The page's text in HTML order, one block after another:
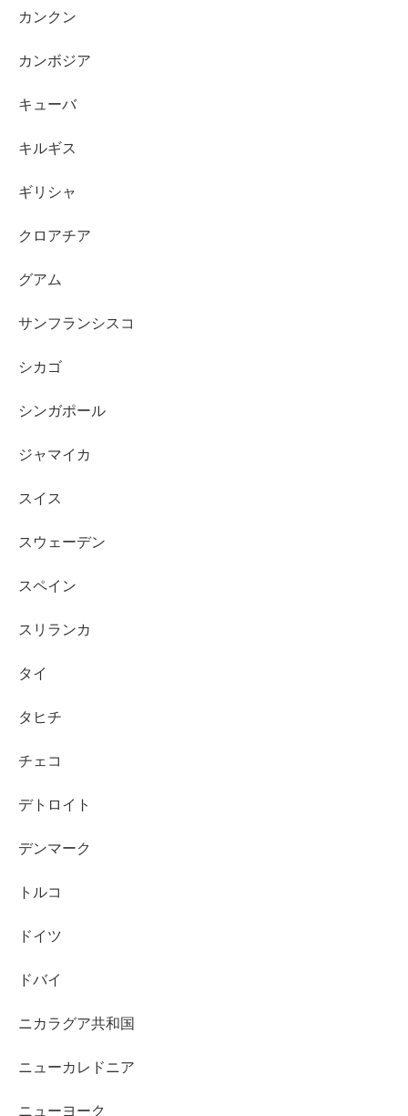
カンクン
カンボジア
キューバ
キルギス
ギリシャ
クロアチア
グアム
サンフランシスコ
シカゴ
シンガポール
ジャマイカ
スイス
スウェーデン
スペイン
スリランカ
タイ
タヒチ
チェコ
デトロイト
デンマーク
トルコ
ドイツ
ドバイ
ニカラグア共和国
ニューカレドニア
ニューヨーク